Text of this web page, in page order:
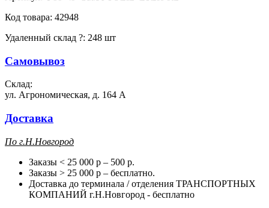
Код товара: 42948
Удаленный склад ?: 248 шт
Самовывоз
Склад:
ул. Агрономическая, д. 164 А
Доставка
По г.Н.Новгород
Заказы < 25 000 р – 500 р.
Заказы > 25 000 р – бесплатно.
Доставка до терминала / отделения ТРАНСПОРТНЫХ
КОМПАНИЙ г.Н.Новгород - бесплатно